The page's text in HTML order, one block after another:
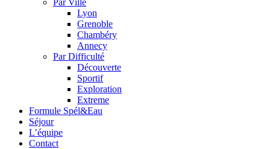
Par Ville
Lyon
Grenoble
Chambéry
Annecy
Par Difficulté
Découverte
Sportif
Exploration
Extreme
Formule Spél&Eau
Séjour
L’équipe
Contact